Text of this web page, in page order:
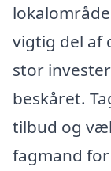
vigtig del af
stor
beskåret.
tilbud og
fagmand